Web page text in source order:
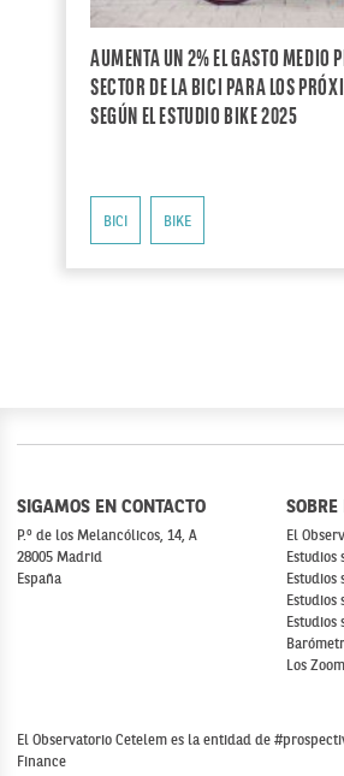
AUMENTA UN 2% EL GASTO MEDIO
SECTOR DE LA BICI PARA LOS
SEGÚN EL ESTUDIO BIKE 2025
BICI BIKE
SIGAMOS EN CONTACTO
P.º de los Melancólicos, 14, A
28005 Madrid
España
SOBRE
El
Estudios
Estudios
Estudios
Los
El Observatorio Cetelem es la entidad de
Finance